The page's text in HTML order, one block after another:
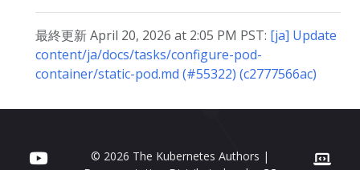
最終更新 April 20, 2026 at 2:05 PM PST: [ja] Update
content/ja/docs/tasks/configure-pod-
container/static-pod.md (#55322) (c2777566ac)
© 2026 The Kubernetes Authors |